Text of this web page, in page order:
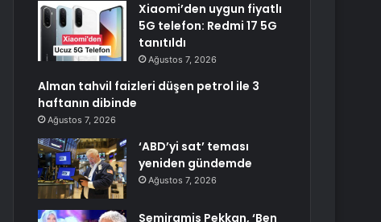
Xiaomi’den uygun fiyatlı
5G telefon: Redmi 17 5G
tanıtıldı
Ağustos 7, 2026
Alman tahvil faizleri düşen petrol ile 3
haftanın dibinde
Ağustos 7, 2026
‘ABD’yi sat’ teması
yeniden gündemde
Ağustos 7, 2026
Semiramis Pekkan, ‘Ben